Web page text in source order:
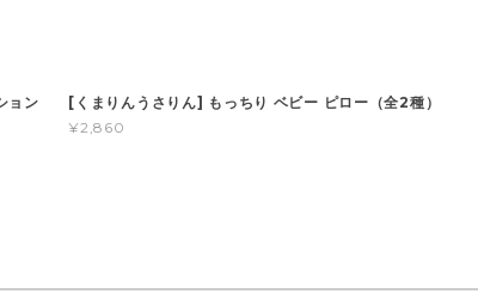
ョン
[くまりんうさりん] もっちり ベビー ピロー（全2種）
¥2,860